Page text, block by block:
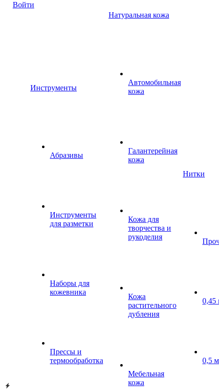
Войти
Инструменты
Абразивы
Инструменты
для разметки
Наборы для
кожевника
Прессы и
термообработка
Натуральная кожа
Автомобильная
кожа
Галантерейная
кожа
Кожа для
творчества и
рукоделия
Кожа
растительного
дубления
Мебельная
кожа
Нитки
0,45
0,5